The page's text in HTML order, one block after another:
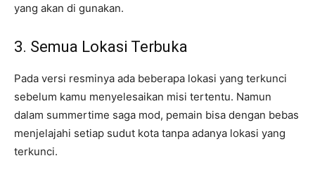
yang akan di gunakan.
3. Semua Lokasi Terbuka
Pada versi resminya ada beberapa lokasi yang terkunci
sebelum kamu menyelesaikan misi tertentu. Namun
dalam summertime saga mod, pemain bisa dengan bebas
menjelajahi setiap sudut kota tanpa adanya lokasi yang
terkunci.